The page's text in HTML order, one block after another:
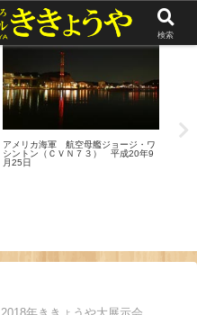
リポート
アメリカ海軍 航空母艦ジョージ・ワ
シントン（ＣＶＮ７３） 平成20年9
月25日
取
検索